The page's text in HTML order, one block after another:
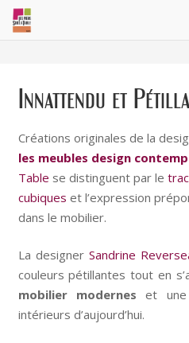
Collection Cubique
Réalisations sur mesure
A propos
English
Innattendu et
Créations originales de la
les meubles design
Table se distinguent par le
cubiques et l’expression
dans le mobilier.
La designer Sandrine
couleurs pétillantes tout en
mobilier modernes et une
intérieurs d’aujourd’hui.